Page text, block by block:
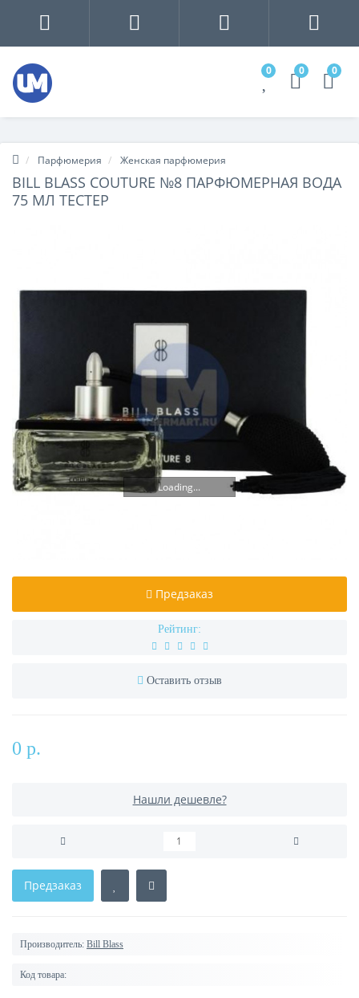
0 0 0
Парфюмерия Женская парфюмерия
BILL BLASS COUTURE №8 ПАРФЮМЕРНАЯ ВОДА
75 МЛ ТЕСТЕР
Loading...
Предзаказ
Рейтинг:
Оставить отзыв
0 р.
Нашли дешевле?
Предзаказ
Производитель: Bill Blass
Код товара: